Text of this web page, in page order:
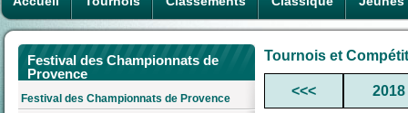
Festival des Championnats de
Provence
Festival des Championnats de Provence
Tournois et
<<< 2018